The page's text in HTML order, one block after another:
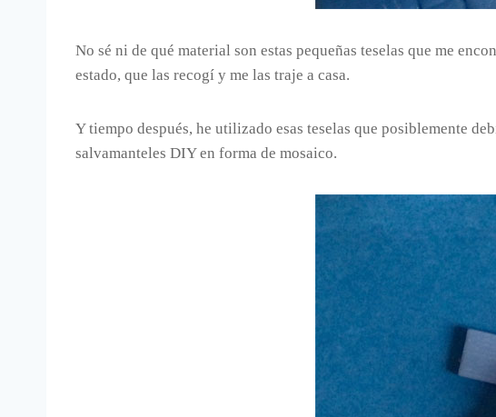
No sé ni de qué material son estas pequeñas teselas que me
estado, que las recogí y me las traje a casa.
Y tiempo después, he utilizado esas teselas que posiblemente
salvamanteles DIY en forma de mosaico.